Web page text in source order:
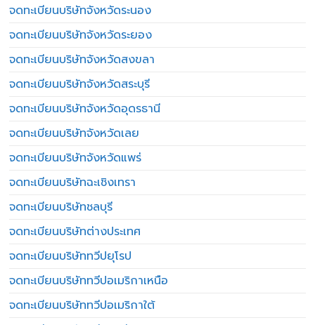
จดทะเบียนบริษัทจังหวัดระนอง
จดทะเบียนบริษัทจังหวัดระยอง
จดทะเบียนบริษัทจังหวัดสงขลา
จดทะเบียนบริษัทจังหวัดสระบุรี
จดทะเบียนบริษัทจังหวัดอุดรธานี
จดทะเบียนบริษัทจังหวัดเลย
จดทะเบียนบริษัทจังหวัดแพร่
จดทะเบียนบริษัทฉะเชิงเทรา
จดทะเบียนบริษัทชลบุรี
จดทะเบียนบริษัทต่างประเทศ
จดทะเบียนบริษัททวีปยุโรป
จดทะเบียนบริษัททวีปอเมริกาเหนือ
จดทะเบียนบริษัททวีปอเมริกาใต้